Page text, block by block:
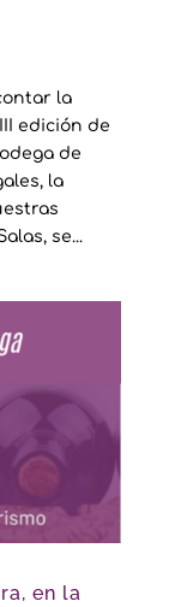
la
edición de
de
la
se...
en la